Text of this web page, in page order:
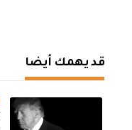
قد يهمك أيضا